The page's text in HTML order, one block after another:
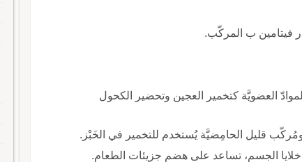
فيتامين ب المركّب.
العضويَّة كتخمير العجين وتحضير الكحول
قليل الحامِضيَّة يُستخدم للتخمير في الخَبْز.
خلايا الجسم، تساعد على هضم جزيئات الطعام.